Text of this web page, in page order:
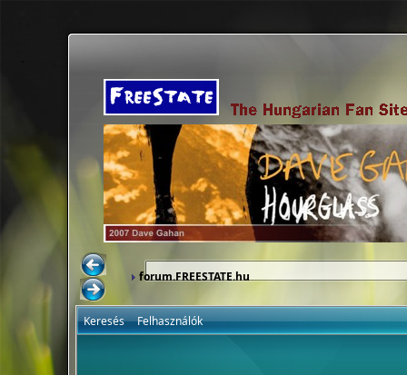
forum.FREESTATE.hu
Keresés Felhasználók